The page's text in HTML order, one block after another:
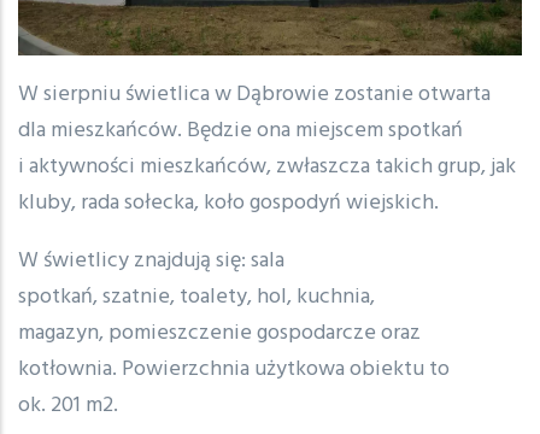
W sierpniu świetlica w Dąbrowie zostanie otwarta
dla mieszkańców. Będzie ona miejscem spotkań
i aktywności mieszkańców, zwłaszcza takich grup, jak
kluby, rada sołecka, koło gospodyń wiejskich.
W świetlicy znajdują się: sala
spotkań, szatnie, toalety, hol, kuchnia,
magazyn, pomieszczenie gospodarcze oraz
kotłownia. Powierzchnia użytkowa obiektu to
ok. 201 m2.